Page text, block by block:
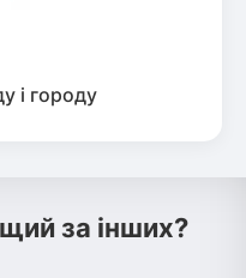
і городу
за інших?